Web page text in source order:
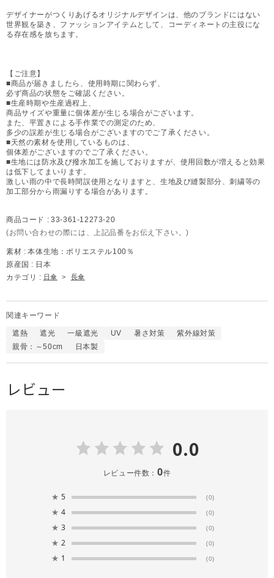
デザイナーがつくりあげるオリジナルデザインは、他のブランドにはない
世界観を築き、ファッションアイテムとして、コーディネートの主役にな
る存在感を放ちます。
【ご注意】
■商品が届きましたら、使用時期に関わらず、
必ず商品の状態をご確認ください。
■生産時期や生産過程上、
商品サイズや重量に個体差が生じる場合がございます。
また、平置きによる手作業での測定のため、
多少の誤差が生じる場合がございますのでご了承ください。
■天然の素材を使用しているものは、
個体差がございますのでご了承ください。
■生地には防水及び撥水加工を施しておりますが、使用回数が増えると効果
は低下してまいります。
激しい雨の中で長時間誤使用となりますと、生地及び縫製部分、刺繍等の
加工部分から雨漏りする場合があります。
商品コード : 33-361-12273-20
(お問い合わせの際には、上記品番をお伝え下さい。)
素材 : 本体生地：ポリエステル100％
原産国 : 日本
カテゴリ : 日傘 > 長傘
関連キーワード
遮熱 遮光 一級遮光 UV 暑さ対策
紫外線対策
親骨：～50cm
日本製
レビュー
0.0
レビュー件数： 0件
★ 5 (0)
★ 4 (0)
★ 3 (0)
★ 2 (0)
★ 1 (0)